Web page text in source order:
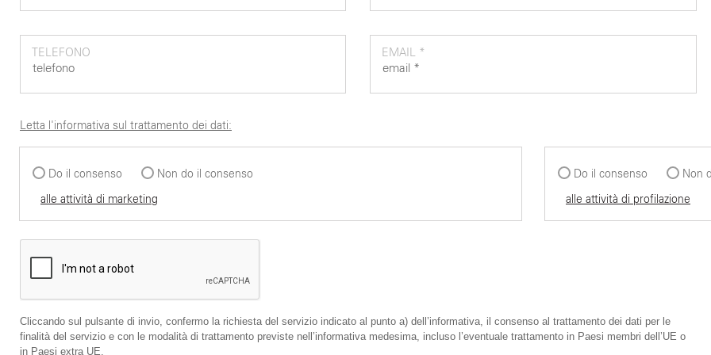
TELEFONO EMAIL *
Letta l'informativa sul trattamento dei dati:
Do il consenso
Non do il consenso
alle attività di marketing
Do il consenso
Non
alle attività di profilazione
Cliccando sul pulsante di invio, confermo la richiesta del servizio indicato al punto a) dell’informativa, il consenso al trattamento dei dati per le
finalità del servizio e con le modalità di trattamento previste nell’informativa medesima, incluso l’eventuale trattamento in Paesi membri dell’UE o
in Paesi extra UE.